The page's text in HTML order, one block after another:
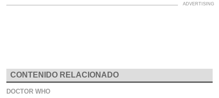
CONTENIDO RELACIONADO
DOCTOR WHO